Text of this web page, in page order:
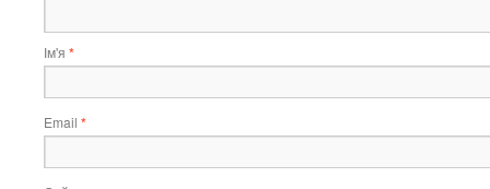
Ім'я *
Email *